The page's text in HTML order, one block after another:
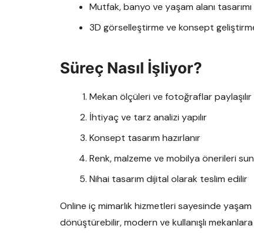
Mutfak, banyo ve yaşam alanı tasarımı
3D görselleştirme ve konsept
Süreç Nasıl İşliyor?
Mekan ölçüleri ve fotoğraflar paylaşılır
İhtiyaç ve tarz analizi yapılır
Konsept tasarım hazırlanır
Renk, malzeme ve mobilya önerileri
Nihai tasarım dijital olarak teslim edilir
Online iç mimarlık hizmetleri sayesinde
dönüştürebilir, modern ve kullanışlı